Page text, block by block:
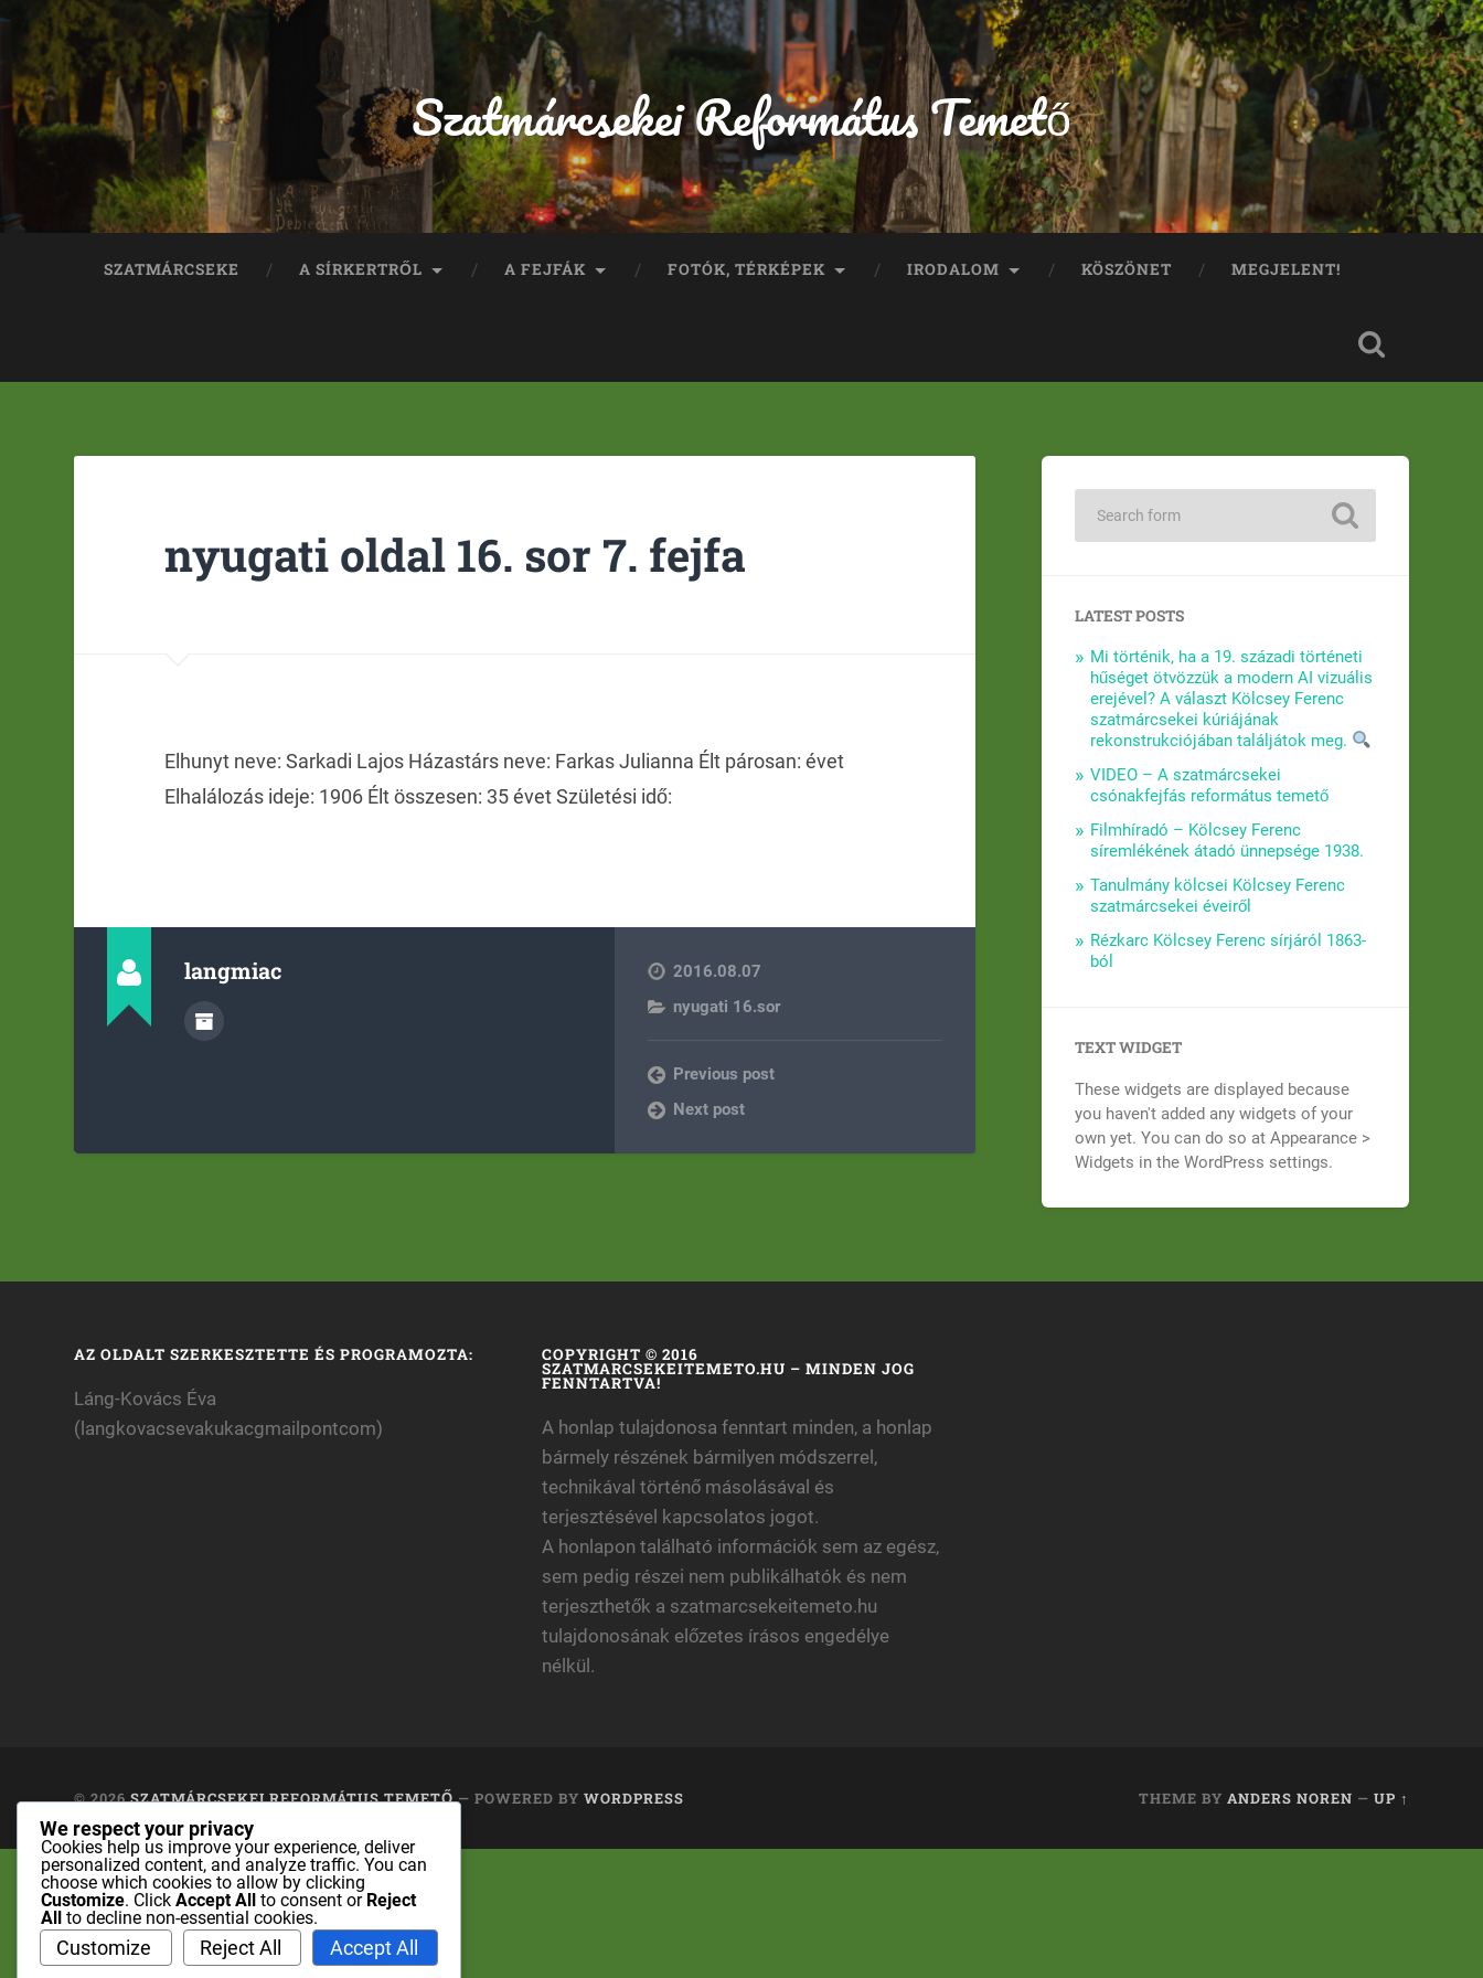
Szatmárcsekei Református Temető
SZATMÁRCSEKE A SÍRKERTRŐL A FEJFÁK FOTÓK, TÉRKÉPEK IRODALOM KÖSZÖNET MEGJELENT!
nyugati oldal 16. sor 7. fejfa
Elhunyt neve: Sarkadi Lajos Házastárs neve: Farkas Julianna Élt párosan: évet
Elhalálozás ideje: 1906 Élt összesen: 35 évet Születési idő:
langmiac
2016.08.07
nyugati 16.sor
Previous post
Next post
LATEST POSTS
Mi történik, ha a 19. századi történeti
hűséget ötvözzük a modern AI vizuális
erejével? A választ Kölcsey Ferenc
szatmárcsekei kúriájának
rekonstrukciójában találjátok meg.
VIDEO – A szatmárcsekei
csónakfejfás református temető
Filmhíradó – Kölcsey Ferenc
síremlékének átadó ünnepsége 1938.
Tanulmány kölcsei Kölcsey Ferenc
szatmárcsekei éveiről
Rézkarc Kölcsey Ferenc sírjáról 1863-
ból
TEXT WIDGET
These widgets are displayed because
you haven't added any widgets of your
own yet. You can do so at Appearance >
Widgets in the WordPress settings.
AZ OLDALT SZERKESZTETTE ÉS PROGRAMOZTA:
Láng-Kovács Éva
(langkovacsevakukacgmailpontcom)
COPYRIGHT © 2016
SZATMARCSEKEITEMETO.HU – MINDEN JOG
FENNTARTVA!
A honlap tulajdonosa fenntart minden, a honlap
bármely részének bármilyen módszerrel,
technikával történő másolásával és
terjesztésével kapcsolatos jogot.
A honlapon található információk sem az egész,
sem pedig részei nem publikálhatók és nem
terjeszthetők a szatmarcsekeitemeto.hu
tulajdonosának előzetes írásos engedélye
nélkül.
© 2026SZATMÁRCSEKEI REFORMÁTUS TEMETŐ— POWERED BYWORDPRESS THEME BY ANDERS NOREN — UP ↑
We respect your privacy
Cookies help us improve your experience, deliver
personalized content, and analyze traffic. You can
choose which cookies to allow by clicking
Customize. Click Accept All to consent or Reject
All
to decline non-essential cookies.
Customize Reject All Accept All